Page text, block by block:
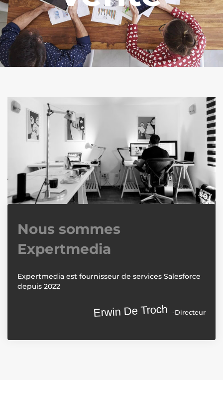
Expertmedia est fournisseur de services Salesforce
depuis 2022
Erwin De Troch -Directeur